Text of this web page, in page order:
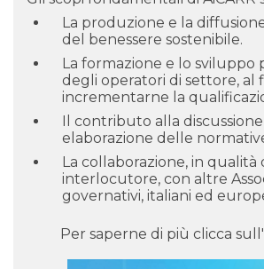
La produzione e la
del benessere sostenibile.
La formazione e lo sviluppo
degli operatori di settore, al
incrementarne la
Il contributo alla
elaborazione delle
La collaborazione, in
interlocutore, con altre
governativi, italiani ed
Per saperne di più clicca